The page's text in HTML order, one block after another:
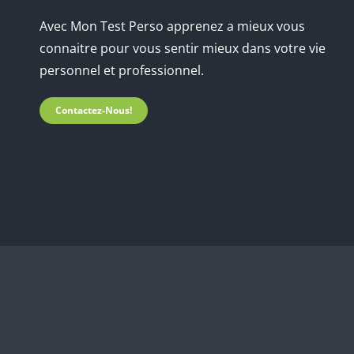
Avec Mon Test Perso apprenez a mieux vous
connaitre pour vous sentir mieux dans votre vie
personnel et professionnel.
Contactez-Nous!